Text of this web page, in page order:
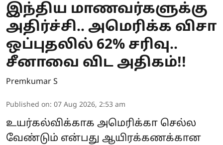
இந்திய மாணவர்களுக்கு
அதிர்ச்சி.. அமெரிக்க விசா
ஒப்புதலில் 62% சரிவு..
சீனாவை விட அதிகம்!!
Premkumar S
Published on: 07 Aug 2026, 2:53 am
உயர்கல்விக்காக அமெரிக்கா செல்ல
வேண்டும் என்பது ஆயிரக்கணக்கான